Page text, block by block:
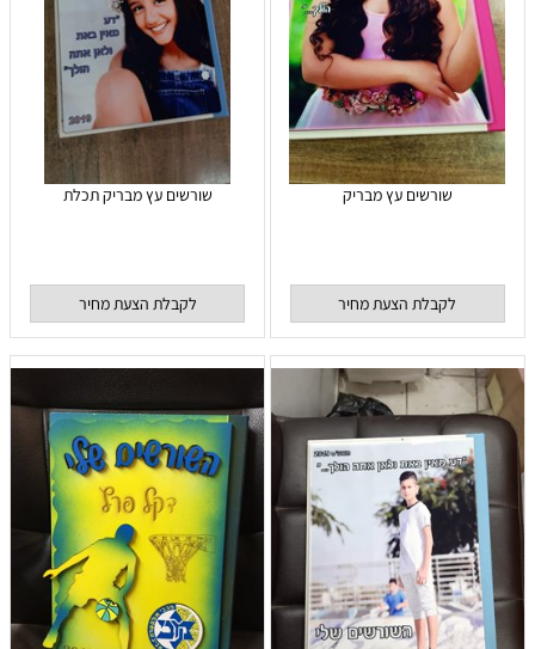
שורשים עץ מבריק
לקבלת הצעת מחיר
שורשים עץ מבריק תכלת
לקבלת הצעת מחיר